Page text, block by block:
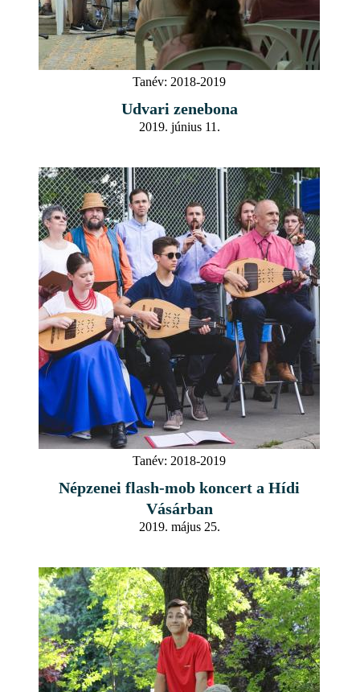
Tanév: 2018-2019
Udvari zenebona
2019. június 11.
Tanév: 2018-2019
Népzenei flash-mob koncert a Hídi
Vásárban
2019. május 25.